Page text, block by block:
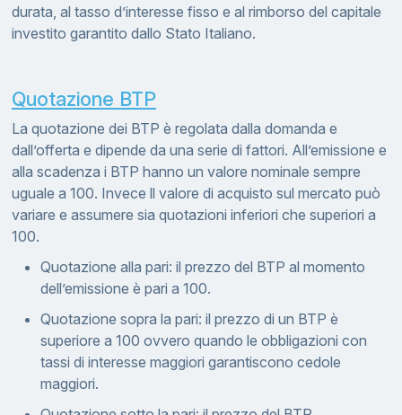
durata, al tasso d’interesse fisso e al rimborso del capitale
investito garantito dallo Stato Italiano.
Quotazione BTP
La quotazione dei BTP è regolata dalla domanda e
dall’offerta e dipende da una serie di fattori. All’emissione e
alla scadenza i BTP hanno un valore nominale sempre
uguale a 100. Invece ll valore di acquisto sul mercato può
variare e assumere sia quotazioni inferiori che superiori a
100.
Quotazione alla pari: il prezzo del BTP al momento
dell’emissione è pari a 100.
Quotazione sopra la pari: il prezzo di un BTP è
superiore a 100 ovvero quando le obbligazioni con
tassi di interesse maggiori garantiscono cedole
maggiori.